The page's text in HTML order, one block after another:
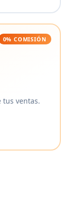
0% COMISIÓN
tus ventas.